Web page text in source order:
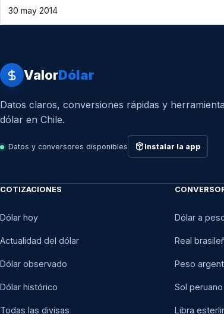
30 may 2014
ValorDólar
Datos claros, conversiones rápidas y
dólar en Chile.
Datos y conversores disponibles Instalar la app
COTIZACIONES
Dólar hoy
Actualidad del dólar
Dólar observado
Dólar histórico
Todas las divisas
Dólar a
Real
Peso
Sol peruano
Libra